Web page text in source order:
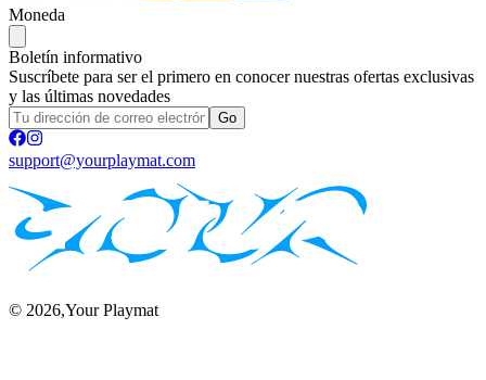
Moneda
Boletín informativo
Suscríbete para ser el primero en conocer nuestras ofertas exclusivas
y las últimas novedades
Go
support@yourplaymat.com
© 2026,Your Playmat